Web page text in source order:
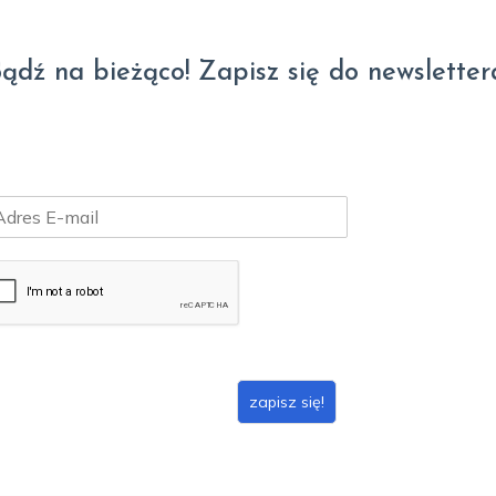
na bieżąco! Zapisz się do
zapisz się!